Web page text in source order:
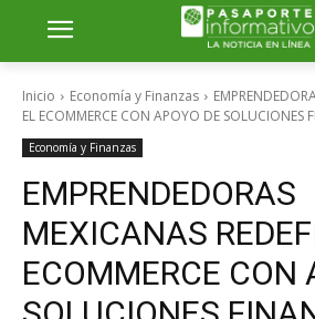
Inicio Economía y Finanzas
EL ECOMMERCE CON APOYO DE SOLUCIONES
Economía y Finanzas
EMPRENDEDORAS
MEXICANAS
ECOMMERCE CON